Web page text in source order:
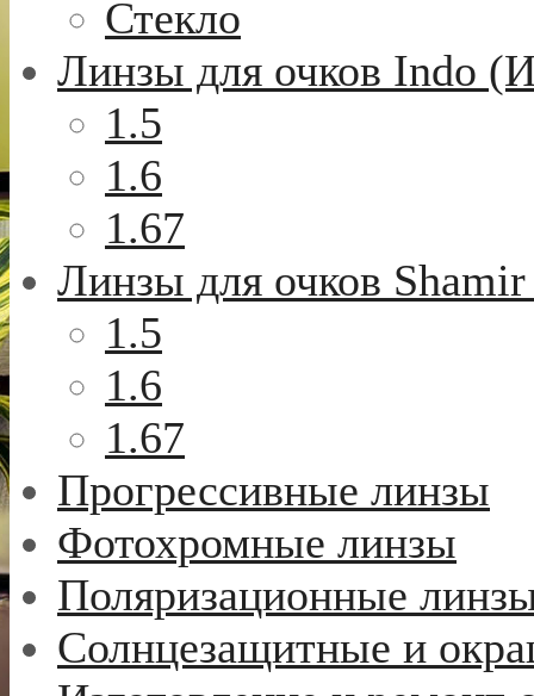
Стекло
Линзы для очков Indo
1.5
1.6
1.67
Линзы для очков
1.5
1.6
1.67
Прогрессивные линзы
Фотохромные линзы
Поляризационные
Солнцезащитные и